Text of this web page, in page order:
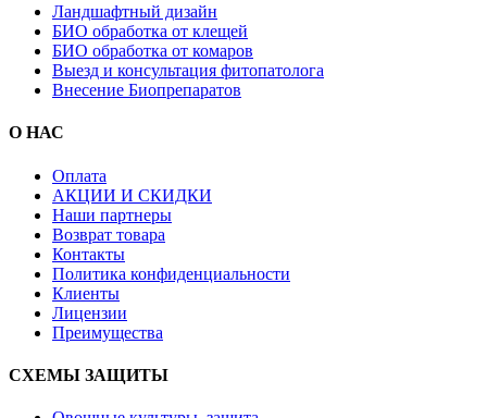
Ландшафтный дизайн
БИО обработка от клещей
БИО обработка от комаров
Выезд и консультация фитопатолога
Внесение Биопрепаратов
О НАС
Оплата
АКЦИИ И СКИДКИ
Наши партнеры
Возврат товара
Контакты
Политика конфиденциальности
Клиенты
Лицензии
Преимущества
СХЕМЫ ЗАЩИТЫ